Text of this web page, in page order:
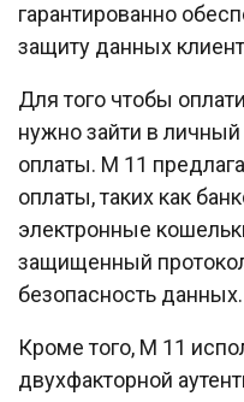
гарантированно
защиту данных
Для того чтобы
нужно зайти в
оплаты. М 11
оплаты, таких как
электронные
защищенный
безопасность данных.
Кроме того, М 11
двухфакторной